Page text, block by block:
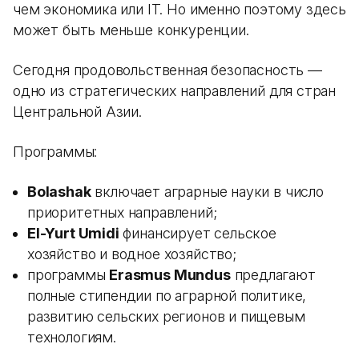
чем экономика или IT. Но именно поэтому здесь
может быть меньше конкуренции.
Сегодня продовольственная безопасность —
одно из стратегических направлений для стран
Центральной Азии.
Программы:
Bolashakвключает аграрные науки в число
приоритетных направлений;
El-Yurt Umidi финансирует сельское
хозяйство и водное хозяйство;
программы Erasmus Mundusпредлагают
полные стипендии по аграрной политике,
развитию сельских регионов и пищевым
технологиям.